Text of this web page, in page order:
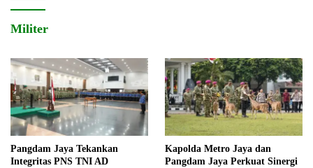
Militer
Pangdam Jaya Tekankan
Integritas PNS TNI AD
Kapolda Metro Jaya dan
Pangdam Jaya Perkuat Sinergi